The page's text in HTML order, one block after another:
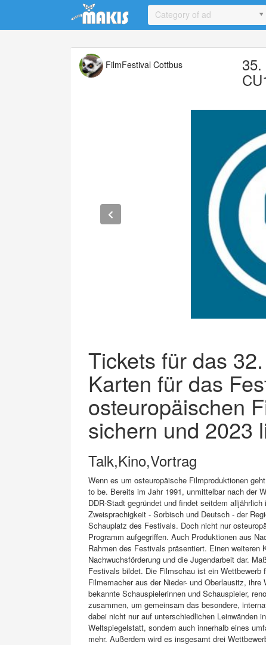
Update cookies preferences
Category of ad
FilmFestival Cottbus
Tickets für das
Karten für das
osteuropäischen
sichern und 2023
Talk,Kino,Vortrag
Wenn es um osteuropäische Filmproduktionen
to be. Bereits im Jahr 1991, unmittelbar nach der
DDR-Stadt gegründet und findet seitdem
Zweisprachigkeit - Sorbisch und Deutsch - der
Schauplatz des Festivals. Doch nicht nur
Programm aufgegriffen. Auch Produktionen aus
Rahmen des Festivals präsentiert. Einen
Nachwuchsförderung und die Jugendarbeit dar.
Festivals bildet. Die Filmschau ist ein
Filmemacher aus der Nieder- und Oberlausitz,
bekannte Schauspielerinnen und Schauspieler,
zusammen, um gemeinsam das besondere,
dabei nicht nur auf unterschiedlichen Leinwänden
Weltspiegelstatt, sondern auch innerhalb eines
mehr. Außerdem wird es insgesamt drei